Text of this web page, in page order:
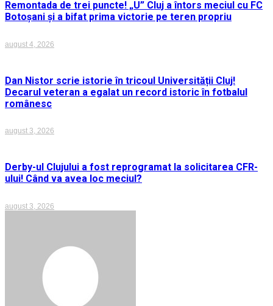
Remontada de trei puncte! „U” Cluj a întors meciul cu FC
Botoșani și a bifat prima victorie pe teren propriu
august 4, 2026
Dan Nistor scrie istorie în tricoul Universității Cluj!
Decarul veteran a egalat un record istoric în fotbalul
românesc
august 3, 2026
Derby-ul Clujului a fost reprogramat la solicitarea CFR-
ului! Când va avea loc meciul?
august 3, 2026